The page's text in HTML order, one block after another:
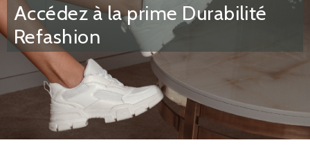
Accédez à la prime Durabilité
Refashion